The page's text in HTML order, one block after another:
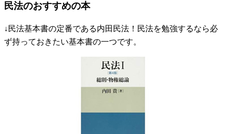
民法のおすすめの本
↓民法基本書の定番である内田民法！民法を勉強するなら必
ず持っておきたい基本書の一つです。